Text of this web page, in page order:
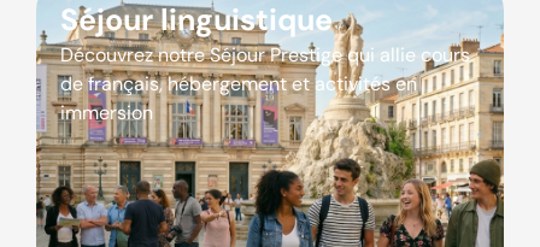
Séjour linguistique
Découvrez notre Séjour Prestige qui allie cours
de français, hébergement et activités en
immersion